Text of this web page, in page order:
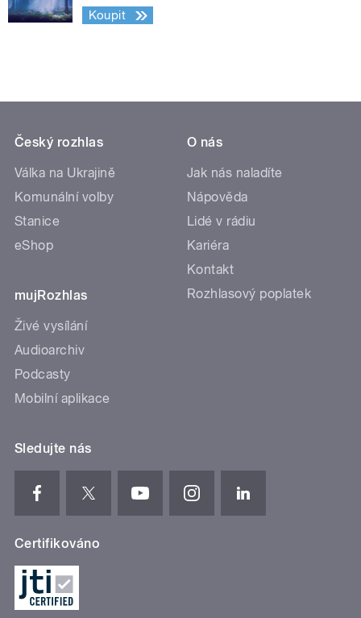
Koupit
Český rozhlas
Válka na Ukrajině
Komunální volby
Stanice
eShop
mujRozhlas
Živé vysílání
Audioarchiv
Podcasty
Mobilní aplikace
O nás
Jak nás naladíte
Nápověda
Lidé v rádiu
Kariéra
Kontakt
Rozhlasový poplatek
Sledujte nás
Certifikováno